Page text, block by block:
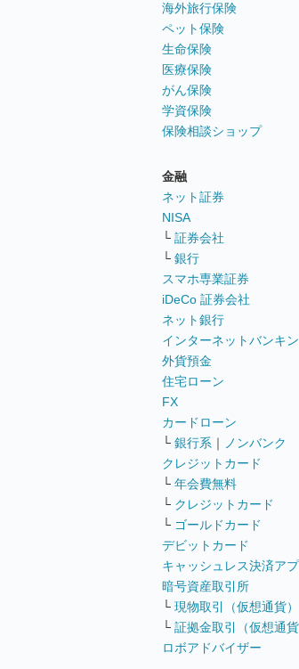
海外旅行保険
ペット保険
生命保険
医療保険
がん保険
学資保険
保険相談ショップ
金融
ネット証券
NISA
└ 証券会社
└ 銀行
スマホ専業証券
iDeCo 証券会社
ネット銀行
インターネットバンキ
外貨預金
住宅ローン
FX
カードローン
└ 銀行系 ｜
ノンバンク
クレジットカード
└ 年会費無料
└ クレジットカード
└ ゴールドカード
デビットカード
キャッシュレス決済アプ
暗号資産取引所
└ 現物取引（仮想通貨）
└ 証拠金取引（仮想通貨
ロボアドバイザー